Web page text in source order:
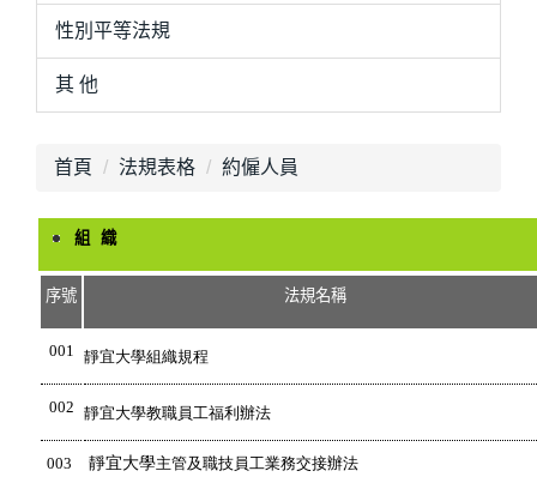
性別平等法規
其 他
首頁 法規表格 約僱人員
組 織
序號 法規名稱
001 靜宜大學組織規程
002 靜宜大學教職員工福利辦法
003 靜宜大學主管及職技員工業務交接辦法